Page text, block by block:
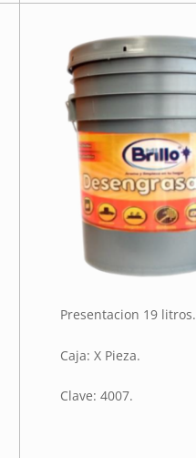
Presentacion 19 litros.
Caja: X Pieza.
Clave: 4007.